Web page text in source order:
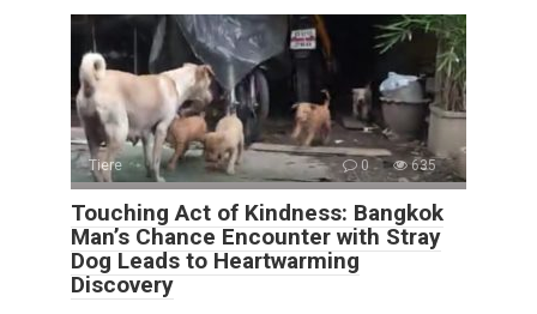
Tiere 0 635
Touching Act of Kindness: Bangkok
Man’s Chance Encounter with Stray
Dog Leads to Heartwarming
Discovery